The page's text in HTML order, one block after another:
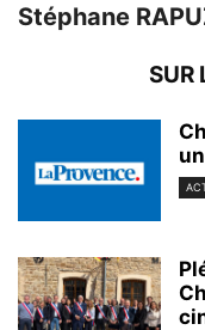
Stéphane
SUR